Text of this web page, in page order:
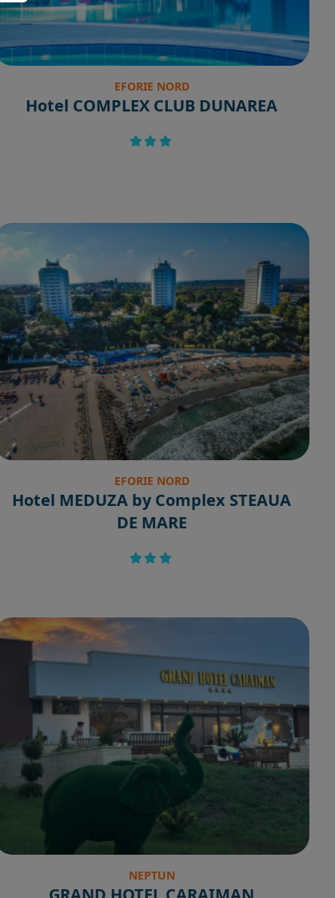
EFORIE NORD
Hotel COMPLEX CLUB DUNAREA
EFORIE NORD
Hotel MEDUZA by Complex STEAUA
DE MARE
NEPTUN